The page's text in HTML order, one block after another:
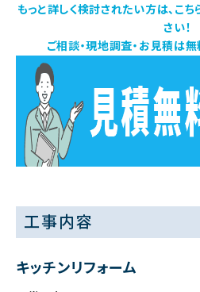
もっと詳しく検討されたい方は、こ
さい！
ご相談・現地調査・お見積は
工事内容
キッチンリフォーム